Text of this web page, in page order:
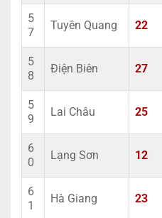
5
7
Tuyên Quang 22
5
8
Điện Biên 27
5
9
Lai Châu 25
6
0
Lạng Sơn 12
6
1
Hà Giang 23